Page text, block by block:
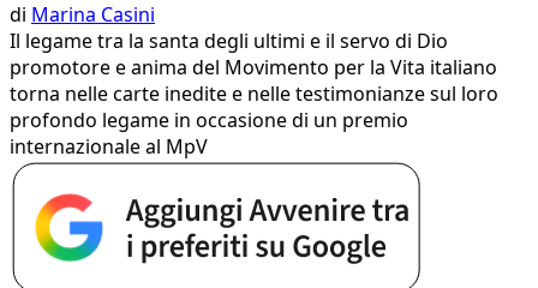
di Marina Casini
Il legame tra la santa degli ultimi e il servo di Dio
promotore e anima del Movimento per la Vita italiano
torna nelle carte inedite e nelle testimonianze sul loro
profondo legame in occasione di un premio
internazionale al MpV